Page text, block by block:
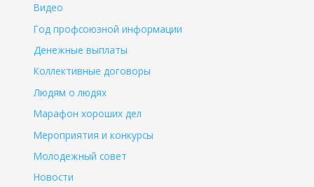
Видео
Год профсоюзной информации
Денежные выплаты
Коллективные договоры
Людям о людях
Марафон хороших дел
Мероприятия и конкурсы
Молодежный совет
Новости